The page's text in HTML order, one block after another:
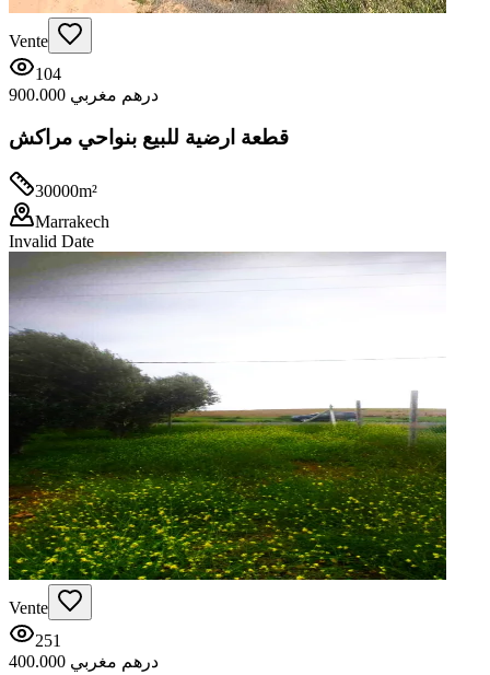
Vente
104
900.000 درهم مغربي
قطعة ارضية للبيع بنواحي مراكش
30000m²
Marrakech
Invalid Date
Vente
251
400.000 درهم مغربي